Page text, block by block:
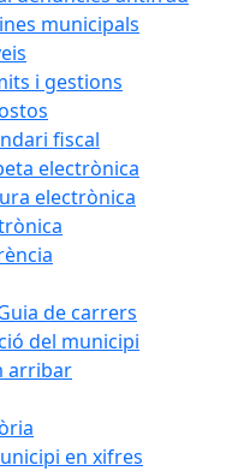
municipals
i gestions
fiscal
electrònica
electrònica
de carrers
del municipi
arribar
en xifres